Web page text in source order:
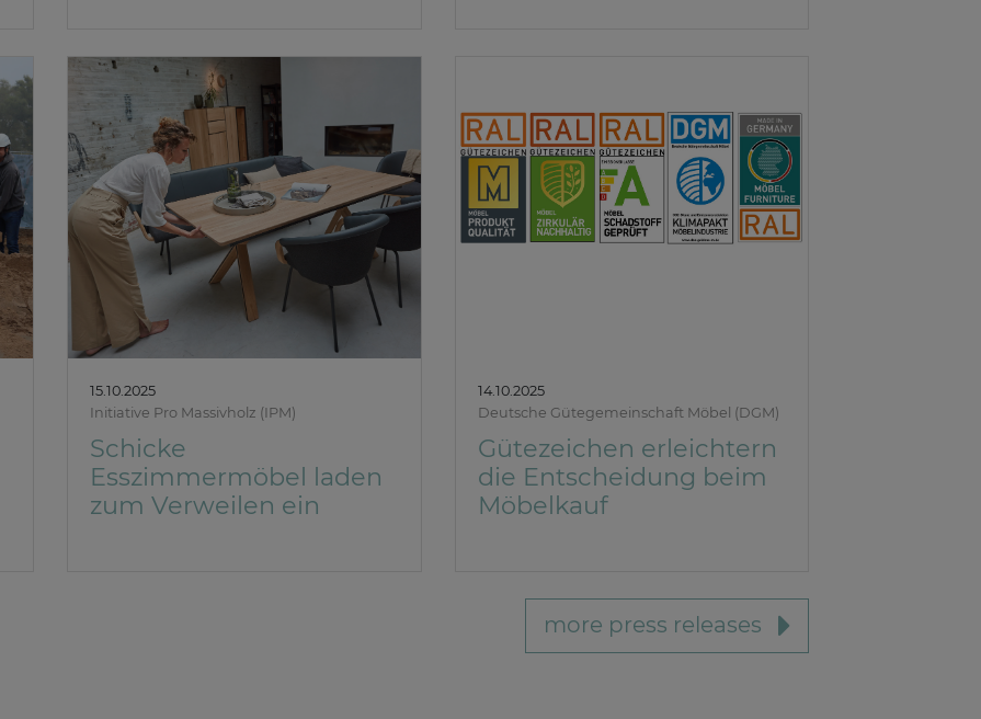
15.10.2025
Initiative Pro Massivholz (IPM)
Schicke
Esszimmermöbel laden
zum Verweilen ein
14.10.2025
Deutsche Gütegemeinschaft Möbel (DGM)
Gütezeichen erleichtern
die Entscheidung beim
Möbelkauf
more press releases